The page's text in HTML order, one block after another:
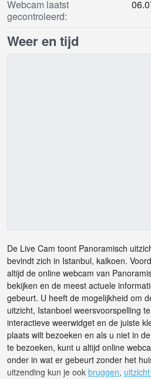
Webcam laatst
gecontroleerd:
Weer en tijd
De Live Cam toont Panoramisch
bevindt zich in Istanbul, kalkoen.
altijd de online webcam van
bekijken en de meest actuele
gebeurt. U heeft de mogelijkheid om
uitzicht, Istanboel weersvoorspelling
interactieve weerwidget en de juiste
plaats wilt bezoeken en als u niet in
te bezoeken, kunt u altijd online
onder in wat er gebeurt zonder het
uitzending kun je ook bruggen,